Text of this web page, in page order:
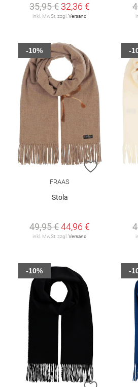
35,95 € 32,36 €
inkl. MwSt. zzgl. Versand
ZUR
FRAAS
Stola
49,95 €44,96 €
inkl. MwSt. zzgl.Versand
-10% -
-10% -